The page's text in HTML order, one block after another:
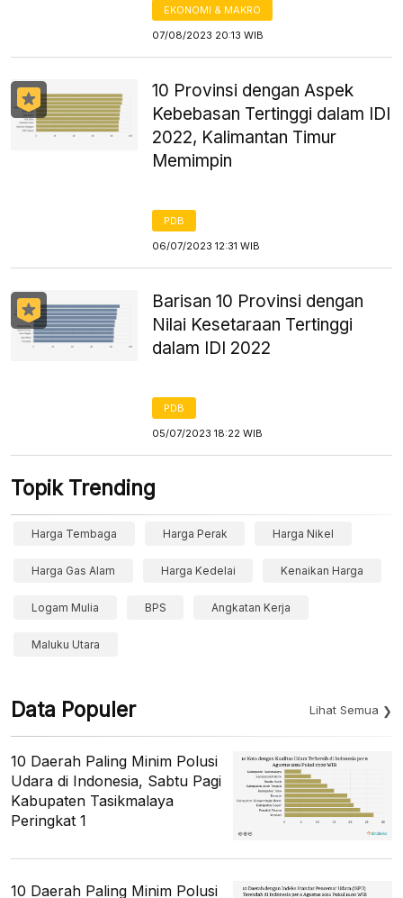
EKONOMI & MAKRO
07/08/2023 20:13 WIB
10 Provinsi dengan Aspek
Kebebasan Tertinggi dalam IDI
2022, Kalimantan Timur
Memimpin
PDB
06/07/2023 12:31 WIB
Barisan 10 Provinsi dengan
Nilai Kesetaraan Tertinggi
dalam IDI 2022
PDB
05/07/2023 18:22 WIB
Topik Trending
Harga Tembaga Harga Perak Harga Nikel
Harga Gas Alam Harga Kedelai Kenaikan Harga
Logam Mulia BPS Angkatan Kerja
Maluku Utara
Data Populer Lihat Semua
10 Daerah Paling Minim Polusi
Udara di Indonesia, Sabtu Pagi
Kabupaten Tasikmalaya
Peringkat 1
10 Daerah Paling Minim Polusi